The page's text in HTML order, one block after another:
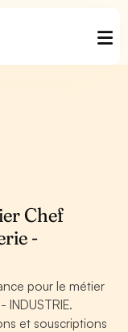
Chef
-
pour le métier
et souscriptions